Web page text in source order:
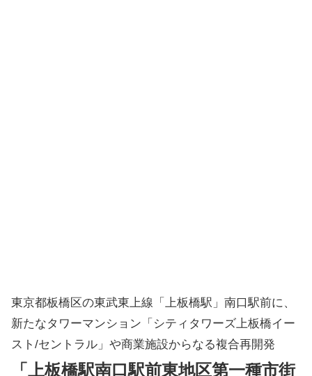
東京都板橋区の東武東上線「上板橋駅」南口駅前に、
新たなタワーマンション「シティタワーズ上板橋イー
スト/セントラル」や商業施設からなる複合再開発
「上板橋駅南口駅前東地区第一種市街